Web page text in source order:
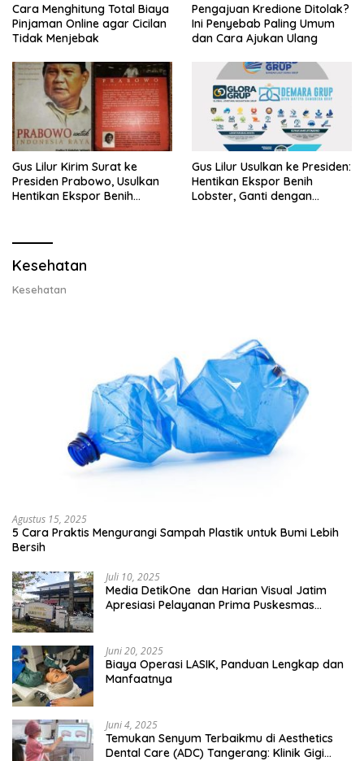
Cara Menghitung Total Biaya
Pinjaman Online agar Cicilan
Tidak Menjebak
Pengajuan Kredione Ditolak?
Ini Penyebab Paling Umum
dan Cara Ajukan Ulang
Gus Lilur Kirim Surat ke
Presiden Prabowo, Usulkan
Hentikan Ekspor Benih
Gus Lilur Usulkan ke Presiden:
Hentikan Ekspor Benih
Lobster, Ganti dengan
Kesehatan
Kesehatan
Agustus 15, 2025
5 Cara Praktis Mengurangi Sampah Plastik untuk Bumi Lebih
Bersih
Juli 10, 2025
Media DetikOne dan Harian Visual Jatim
Apresiasi Pelayanan Prima Puskesmas
Juni 20, 2025
Biaya Operasi LASIK, Panduan Lengkap dan
Manfaatnya
Juni 4, 2025
Temukan Senyum Terbaikmu di Aesthetics
Dental Care (ADC) Tangerang: Klinik Gigi